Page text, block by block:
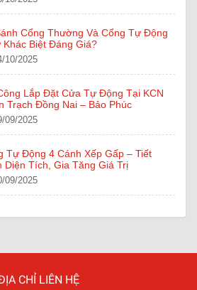
Cổng Thường Và Cổng Tự Động
Khác Biệt Đáng Giá?
10/2025
Lắp Đặt Cửa Tự Động Tại KCN
Trạch Đồng Nai – Bảo Phúc
09/2025
Tự Động 4 Cánh Xếp Gấp – Tiết
Diện Tích, Gia Tăng Giá Trị
09/2025
09/2025
CHỈ LIÊN HỆ